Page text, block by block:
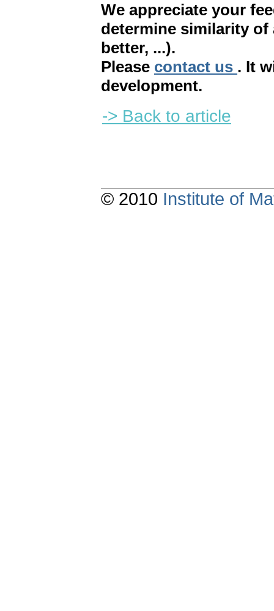
We appreciate your
determine similarity
better, ...).
Please contact us . It
development.
-> Back to article
© 2010 Institute of